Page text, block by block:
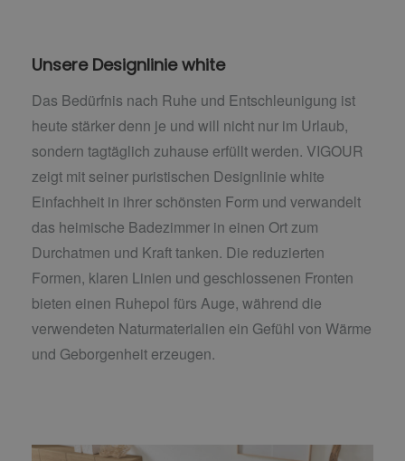
Unsere Designlinie white
Das Bedürfnis nach Ruhe und Entschleunigung ist
heute stärker denn je und will nicht nur im Urlaub,
sondern tagtäglich zuhause erfüllt werden. VIGOUR
zeigt mit seiner puristischen Designlinie white
Einfachheit in ihrer schönsten Form und verwandelt
das heimische Badezimmer in einen Ort zum
Durchatmen und Kraft tanken. Die reduzierten
Formen, klaren Linien und geschlossenen Fronten
bieten einen Ruhepol fürs Auge, während die
verwendeten Naturmaterialien ein Gefühl von Wärme
und Geborgenheit erzeugen.